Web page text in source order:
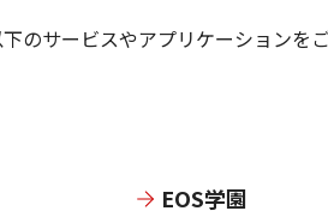
のサービスやアプリケーションを
EOS学園